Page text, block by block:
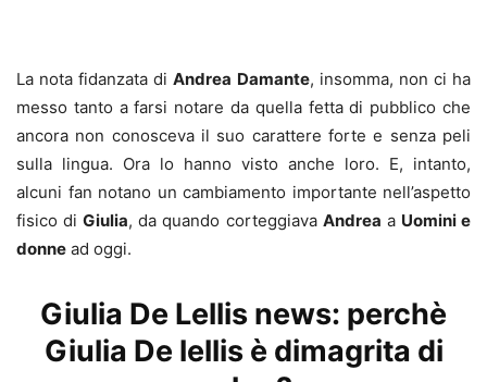
La nota fidanzata diAndrea Damante, insomma, non ci ha
messo tanto a farsi notare da quella fetta di pubblico che
ancora non conosceva il suo carattere forte e senza peli
sulla lingua. Ora lo hanno visto anche loro. E, intanto,
alcuni fan notano un cambiamento importante nell’aspetto
fisico diGiulia, da quando corteggiava Andrea a Uomini e
donne ad oggi.
Giulia De Lellis news: perchè
Giulia De lellis è dimagrita di